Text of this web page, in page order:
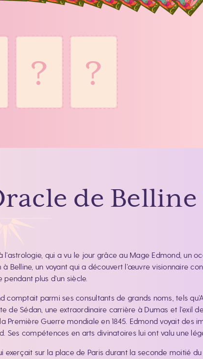
de Belline
qui a vu le jour grâce au Mage Edmond, un
Belline, un voyant qui a découvert l’œuvre visionnaire
plus d’un siècle.
parmi ses consultants de grands noms, tels
Sédan, une extraordinaire carrière à Dumas et l’exil
Guerre mondiale en 1845. Edmond voyait des
Ses compétences en arts divinatoires lui ont valu une
sur la place de Paris durant la seconde moitié du